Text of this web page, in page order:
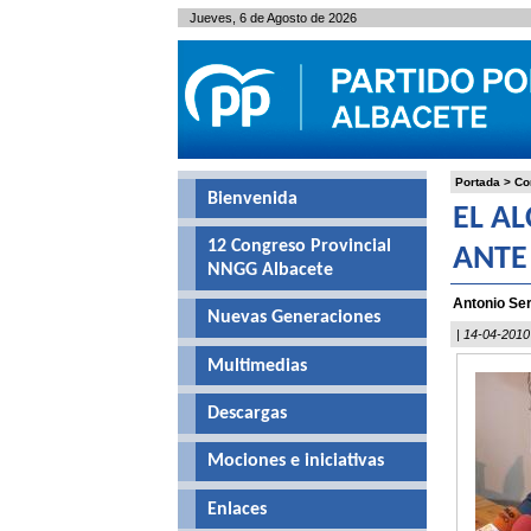
Portada >
EL
Antonio
| 14-04-2010
Bienvenida
12 Congreso Provincial
NNGG Albacete
Nuevas Generaciones
Multimedias
Descargas
Mociones e iniciativas
Enlaces
Jueves, 6 de Agosto de 2026